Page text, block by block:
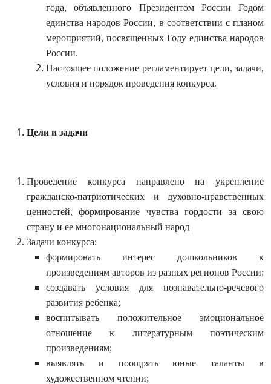
года, объявленного Президентом России Годом
единства народов России, в соответствии с планом
мероприятий, посвященных Году единства народов
России.
Настоящее положение регламентирует цели, задачи,
условия и порядок проведения конкурса.
Цели и задачи
Проведение конкурса направлено на укрепление
гражданско-патриотических и духовно-нравственных
ценностей, формирование чувства гордости за свою
страну и ее многонациональный народ
Задачи конкурса:
формировать интерес дошкольников к
произведениям авторов из разных регионов России;
создавать условия для познавательно-речевого
развития ребенка;
воспитывать положительное эмоциональное
отношение к литературным поэтическим
произведениям;
выявлять и поощрять юные таланты в
художественном чтении;